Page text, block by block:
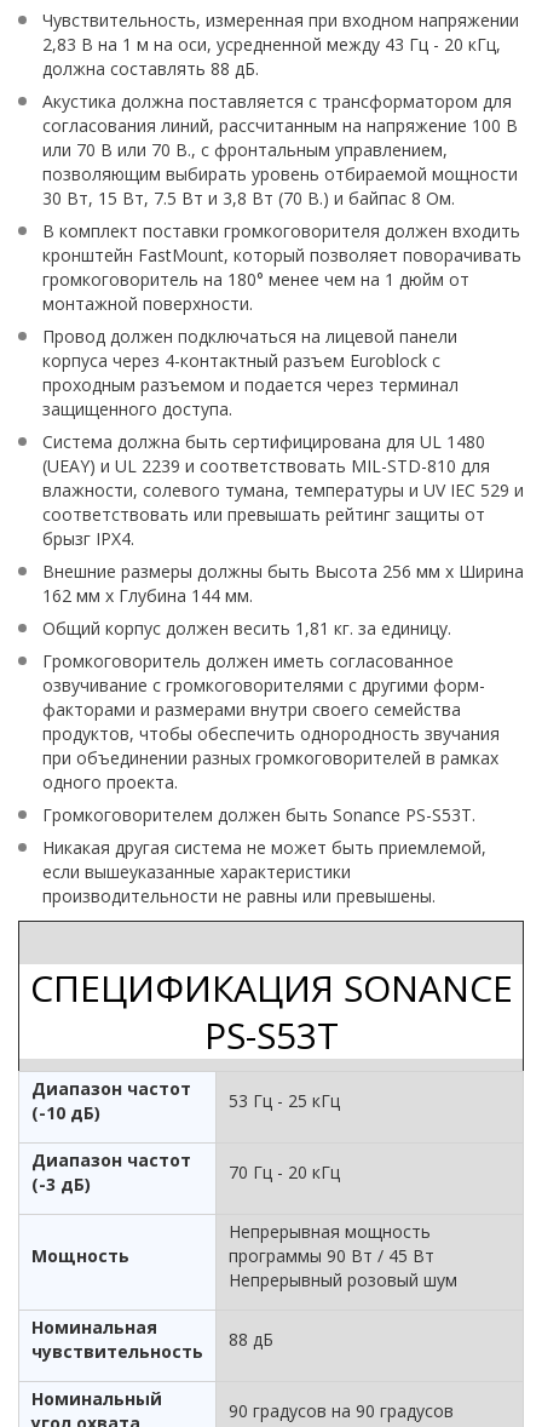
Чувствительность, измеренная при входном напряжении
2,83 В на 1 м на оси, усредненной между 43 Гц - 20 кГц,
должна составлять 88 дБ.
Акустика должна поставляется с трансформатором для
согласования линий, рассчитанным на напряжение 100 В
или 70 В или 70 В., с фронтальным управлением,
позволяющим выбирать уровень отбираемой мощности
30 Вт, 15 Вт, 7.5 Вт и 3,8 Вт (70 В.) и байпас 8 Ом.
В комплект поставки громкоговорителя должен входить
кронштейн FastMount, который позволяет поворачивать
громкоговоритель на 180° менее чем на 1 дюйм от
монтажной поверхности.
Провод должен подключаться на лицевой панели
корпуса через 4-контактный разъем Euroblock с
проходным разъемом и подается через терминал
защищенного доступа.
Система должна быть сертифицирована для UL 1480
(UEAY) и UL 2239 и соответствовать MIL-STD-810 для
влажности, солевого тумана, температуры и UV IEC 529 и
соответствовать или превышать рейтинг защиты от
брызг IPX4.
Внешние размеры должны быть Высота 256 мм x Ширина
162 мм x Глубина 144 мм.
Общий корпус должен весить 1,81 кг. за единицу.
Громкоговоритель должен иметь согласованное
озвучивание с громкоговорителями с другими форм-
факторами и размерами внутри своего семейства
продуктов, чтобы обеспечить однородность звучания
при объединении разных громкоговорителей в рамках
одного проекта.
Громкоговорителем должен быть Sonance PS-S53T.
Никакая другая система не может быть приемлемой,
если вышеуказанные характеристики
производительности не равны или превышены.
СПЕЦИФИКАЦИЯ SONANCE
PS-S53T
Диапазон частот
(-10 дБ)
53 Гц - 25 кГц
Диапазон частот
(-3 дБ)
70 Гц - 20 кГц
Мощность
Непрерывная мощность
программы 90 Вт / 45 Вт
Непрерывный розовый шум
Номинальная
чувствительность
88 дБ
Номинальный
90 градусов на 90 градусов